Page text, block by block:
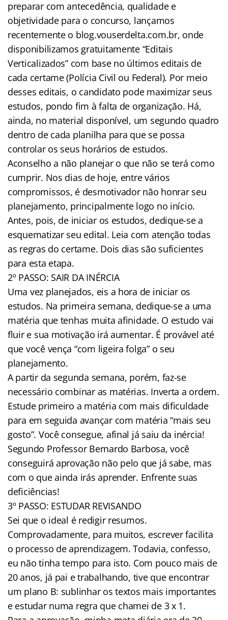
preparar com antecedência, qualidade e
objetividade para o concurso, lançamos
recentemente o blog.vouserdelta.com.br, onde
disponibilizamos gratuitamente “Editais
Verticalizados” com base no últimos editais de
cada certame (Polícia Civil ou Federal). Por meio
desses editais, o candidato pode maximizar seus
estudos, pondo fim à falta de organização. Há,
ainda, no material disponível, um segundo quadro
dentro de cada planilha para que se possa
controlar os seus horários de estudos.
Aconselho a não planejar o que não se terá como
cumprir. Nos dias de hoje, entre vários
compromissos, é desmotivador não honrar seu
planejamento, principalmente logo no início.
Antes, pois, de iniciar os estudos, dedique-se a
esquematizar seu edital. Leia com atenção todas
as regras do certame. Dois dias são suficientes
para esta etapa.
2º PASSO: SAIR DA INÉRCIA
Uma vez planejados, eis a hora de iniciar os
estudos. Na primeira semana, dedique-se a uma
matéria que tenhas muita afinidade. O estudo vai
fluir e sua motivação irá aumentar. É provável até
que você vença “com ligeira folga” o seu
planejamento.
A partir da segunda semana, porém, faz-se
necessário combinar as matérias. Inverta a ordem.
Estude primeiro a matéria com mais dificuldade
para em seguida avançar com matéria “mais seu
gosto”. Você consegue, afinal já saiu da inércia!
Segundo Professor Bernardo Barbosa, você
conseguirá aprovação não pelo que já sabe, mas
com o que ainda irás aprender. Enfrente suas
deficiências!
3º PASSO: ESTUDAR REVISANDO
Sei que o ideal é redigir resumos.
Comprovadamente, para muitos, escrever facilita
o processo de aprendizagem. Todavia, confesso,
eu não tinha tempo para isto. Com pouco mais de
20 anos, já pai e trabalhando, tive que encontrar
um plano B: sublinhar os textos mais importantes
e estudar numa regra que chamei de 3 x 1.